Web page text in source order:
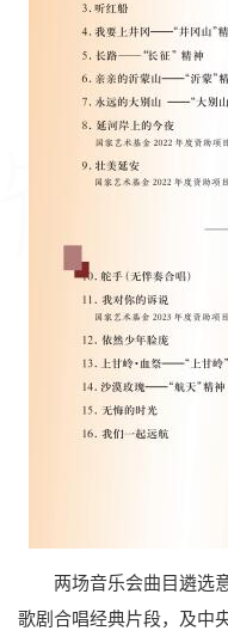
两场音乐会曲目遴选意
歌剧合唱经典片段，及中